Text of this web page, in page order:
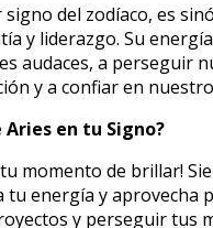
del zodíaco, es
y liderazgo. Su
audaces, a perseguir
y a confiar en
Aries en tu Signo?
tu momento de brillar!
tu energía y aprovecha
y perseguir tus